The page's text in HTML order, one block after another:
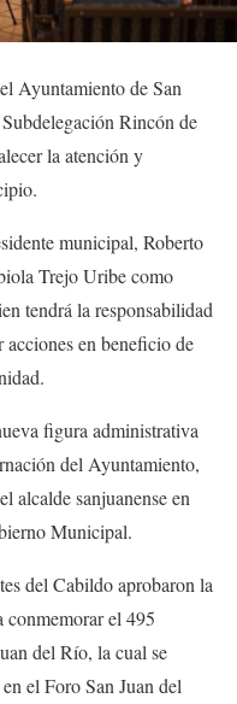
Ayuntamiento de San
Rincón de
la atención y
municipal, Roberto
Trejo Uribe como
tendrá la responsabilidad
acciones en beneficio de
figura administrativa
del Ayuntamiento,
alcalde sanjuanense en
Municipal.
del Cabildo aprobaron la
conmemorar el 495
del Río, la cual se
el Foro San Juan del